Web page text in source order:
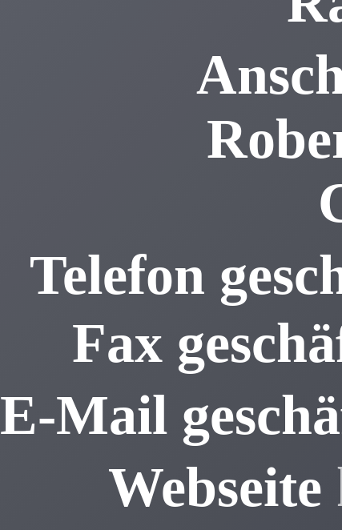
Telefon
Fax
E-Mail
Webseite